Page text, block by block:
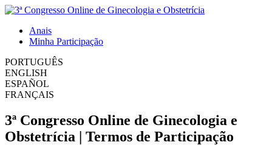
Anais
Minha Participação
PORTUGUÊS
ENGLISH
ESPAÑOL
FRANÇAIS
3ª Congresso Online de Ginecologia e
Obstetrícia | Termos de Participação